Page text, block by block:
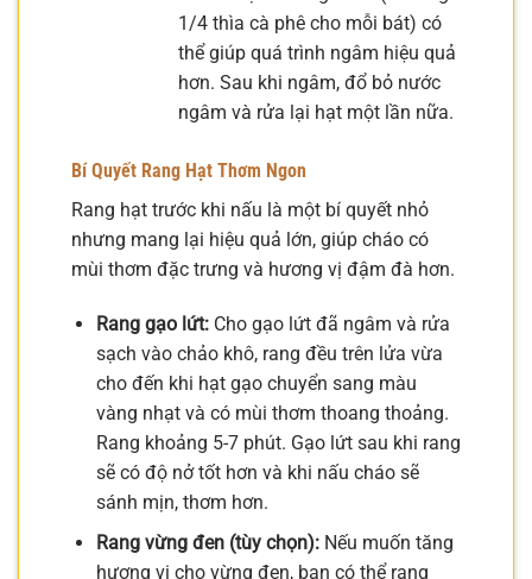
1/4 thìa cà phê cho mỗi bát) có
thể giúp quá trình ngâm hiệu quả
hơn. Sau khi ngâm, đổ bỏ nước
ngâm và rửa lại hạt một lần nữa.
Bí Quyết Rang Hạt Thơm Ngon
Rang hạt trước khi nấu là một bí quyết nhỏ
nhưng mang lại hiệu quả lớn, giúp cháo có
mùi thơm đặc trưng và hương vị đậm đà hơn.
Rang gạo lứt:Cho gạo lứt đã ngâm và rửa
sạch vào chảo khô, rang đều trên lửa vừa
cho đến khi hạt gạo chuyển sang màu
vàng nhạt và có mùi thơm thoang thoảng.
Rang khoảng 5-7 phút. Gạo lứt sau khi rang
sẽ có độ nở tốt hơn và khi nấu cháo sẽ
sánh mịn, thơm hơn.
Rang vừng đen (tùy chọn):Nếu muốn tăng
hương vị cho vừng đen, bạn có thể rang